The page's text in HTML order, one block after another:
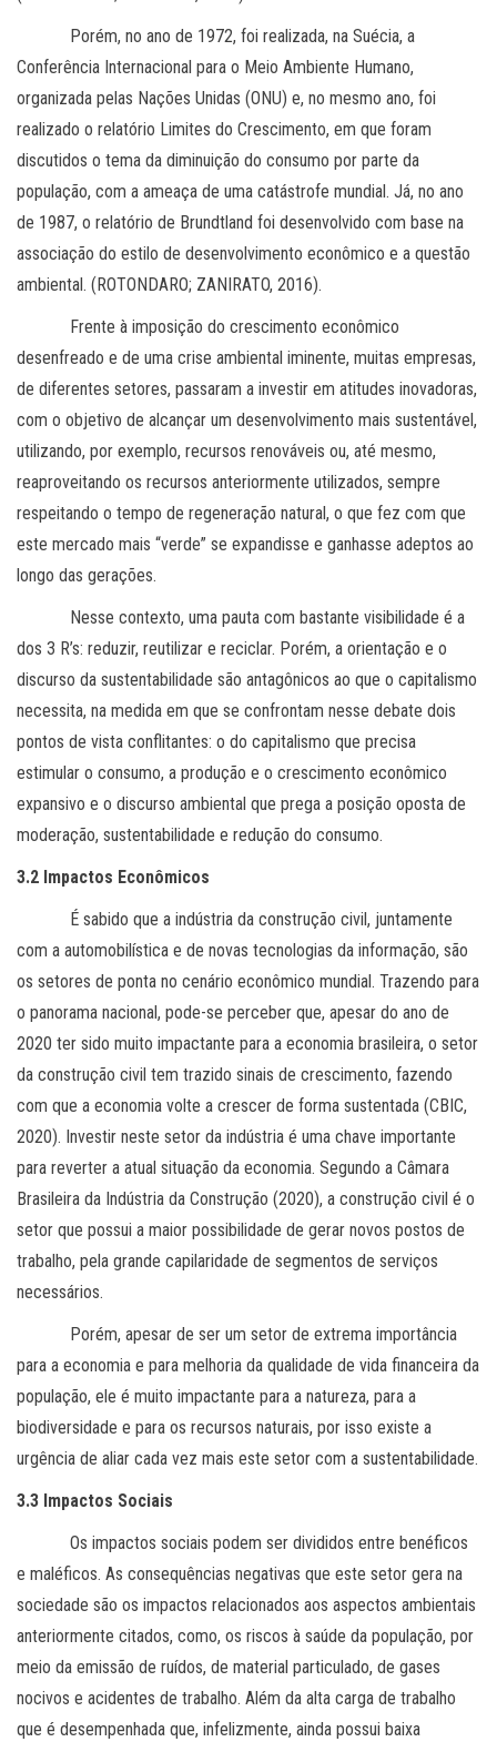
Porém, no ano de 1972, foi realizada, na Suécia, a
Conferência Internacional para o Meio Ambiente Humano,
organizada pelas Nações Unidas (ONU) e, no mesmo ano, foi
realizado o relatório Limites do Crescimento, em que foram
discutidos o tema da diminuição do consumo por parte da
população, com a ameaça de uma catástrofe mundial. Já, no ano
de 1987, o relatório de Brundtland foi desenvolvido com base na
associação do estilo de desenvolvimento econômico e a questão
ambiental. (ROTONDARO; ZANIRATO, 2016).
Frente à imposição do crescimento econômico
desenfreado e de uma crise ambiental iminente, muitas empresas,
de diferentes setores, passaram a investir em atitudes inovadoras,
com o objetivo de alcançar um desenvolvimento mais sustentável,
utilizando, por exemplo, recursos renováveis ou, até mesmo,
reaproveitando os recursos anteriormente utilizados, sempre
respeitando o tempo de regeneração natural, o que fez com que
este mercado mais “verde” se expandisse e ganhasse adeptos ao
longo das gerações.
Nesse contexto, uma pauta com bastante visibilidade é a
dos 3 R’s: reduzir, reutilizar e reciclar. Porém, a orientação e o
discurso da sustentabilidade são antagônicos ao que o capitalismo
necessita, na medida em que se confrontam nesse debate dois
pontos de vista conflitantes: o do capitalismo que precisa
estimular o consumo, a produção e o crescimento econômico
expansivo e o discurso ambiental que prega a posição oposta de
moderação, sustentabilidade e redução do consumo.
3.2 Impactos Econômicos
É sabido que a indústria da construção civil, juntamente
com a automobilística e de novas tecnologias da informação, são
os setores de ponta no cenário econômico mundial. Trazendo para
o panorama nacional, pode-se perceber que, apesar do ano de
2020 ter sido muito impactante para a economia brasileira, o setor
da construção civil tem trazido sinais de crescimento, fazendo
com que a economia volte a crescer de forma sustentada (CBIC,
2020). Investir neste setor da indústria é uma chave importante
para reverter a atual situação da economia. Segundo a Câmara
Brasileira da Indústria da Construção (2020), a construção civil é o
setor que possui a maior possibilidade de gerar novos postos de
trabalho, pela grande capilaridade de segmentos de serviços
necessários.
Porém, apesar de ser um setor de extrema importância
para a economia e para melhoria da qualidade de vida financeira da
população, ele é muito impactante para a natureza, para a
biodiversidade e para os recursos naturais, por isso existe a
urgência de aliar cada vez mais este setor com a sustentabilidade.
3.3 Impactos Sociais
Os impactos sociais podem ser divididos entre benéficos
e maléficos. As consequências negativas que este setor gera na
sociedade são os impactos relacionados aos aspectos ambientais
anteriormente citados, como, os riscos à saúde da população, por
meio da emissão de ruídos, de material particulado, de gases
nocivos e acidentes de trabalho. Além da alta carga de trabalho
que é desempenhada que, infelizmente, ainda possui baixa